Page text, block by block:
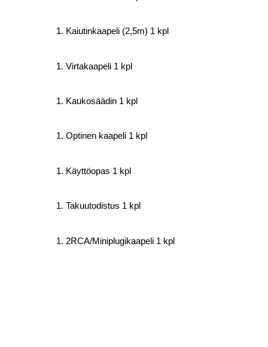
Kaiutinkaapeli (2,5m) 1 kpl
Virtakaapeli 1 kpl
Kaukosäädin 1 kpl
Optinen kaapeli 1 kpl
Käyttöopas 1 kpl
Takuutodistus 1 kpl
2RCA/Miniplugikaapeli 1 kpl